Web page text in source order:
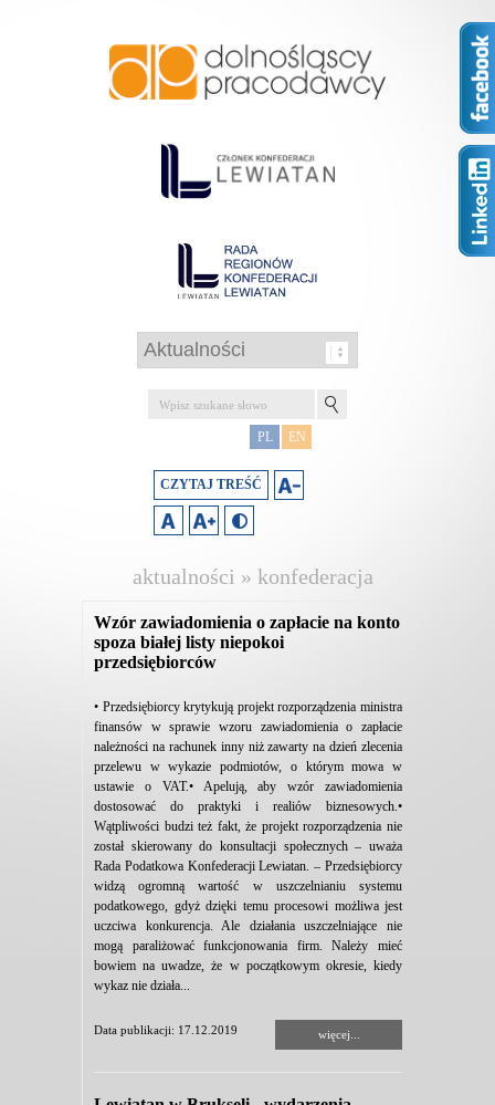
PL EN
CZYTAJ TREŚĆ
aktualności » konfederacja
Wzór zawiadomienia o zapłacie na konto
spoza białej listy niepokoi
przedsiębiorców
• Przedsiębiorcy krytykują projekt rozporządzenia ministra
finansów w sprawie wzoru zawiadomienia o zapłacie
należności na rachunek inny niż zawarty na dzień zlecenia
przelewu w wykazie podmiotów, o którym mowa w
ustawie o VAT.• Apelują, aby wzór zawiadomienia
dostosować do praktyki i realiów biznesowych.•
Wątpliwości budzi też fakt, że projekt rozporządzenia nie
został skierowany do konsultacji społecznych – uważa
Rada Podatkowa Konfederacji Lewiatan. – Przedsiębiorcy
widzą ogromną wartość w uszczelnianiu systemu
podatkowego, gdyż dzięki temu procesowi możliwa jest
uczciwa konkurencja. Ale działania uszczelniające nie
mogą paraliżować funkcjonowania firm. Należy mieć
bowiem na uwadze, że w początkowym okresie, kiedy
wykaz nie działa...
Data publikacji: 17.12.2019 więcej...